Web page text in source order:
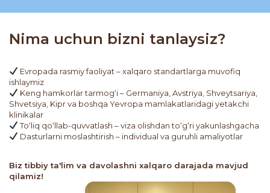
Nima uchun bizni tanlaysiz?
Evropada rasmiy faoliyat – xalqaro standartlarga muvofiq
ishlaymiz
Keng hamkorlar tarmog‘i – Germaniya, Avstriya, Shveytsariya,
Shvetsiya, Kipr va boshqa Yevropa mamlakatlaridagi yetakchi
klinikalar
To‘liq qo‘llab-quvvatlash – viza olishdan to‘g‘ri yakunlashgacha
Dasturlarni moslashtirish – individual va guruhli amaliyotlar
Biz tibbiy ta'lim va davolashni xalqaro darajada mavjud
qilamiz!